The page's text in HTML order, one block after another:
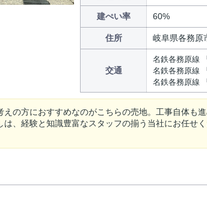
建ぺい率 60%
住所 岐阜県各務原
交通
名鉄各務原線
名鉄各務原線
名鉄各務原線
えの方におすすめなのがこちらの売地。工事自体も
は、経験と知識豊富なスタッフの揃う当社にお任せ